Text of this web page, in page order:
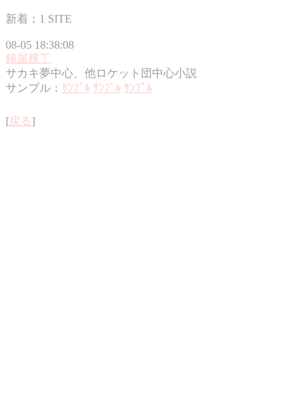
新着：1 SITE
08-05 18:38:08
鐘屋横丁
サカキ夢中心、他ロケット団中心小説
サンプル： ｻﾝﾌﾟﾙ ｻﾝﾌﾟﾙ ｻﾝﾌﾟﾙ
[戻る]